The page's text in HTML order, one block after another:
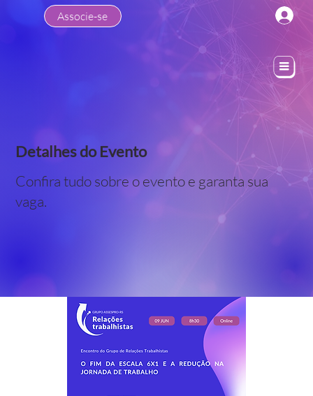
Associe-se
Detalhes do Evento
Confira tudo sobre o evento e garanta sua
vaga.